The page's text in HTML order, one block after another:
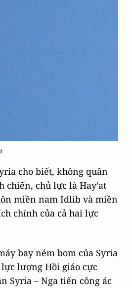
cho biết, không quân
chủ lực là Hay’at
miền nam Idlib và miền
chính của cả hai lực
bay ném bom của Syria
lượng Hồi giáo cực
Syria – Nga tiến công ác